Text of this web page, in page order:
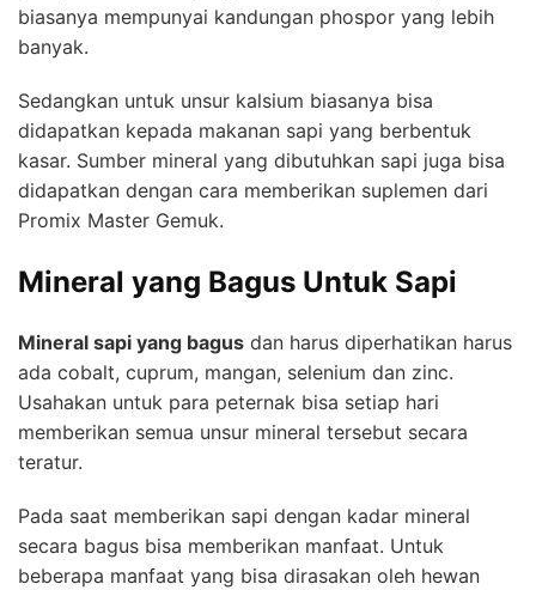
biasanya mempunyai kandungan phospor yang lebih
banyak.
Sedangkan untuk unsur kalsium biasanya bisa
didapatkan kepada makanan sapi yang berbentuk
kasar. Sumber mineral yang dibutuhkan sapi juga bisa
didapatkan dengan cara memberikan suplemen dari
Promix Master Gemuk.
Mineral yang Bagus Untuk Sapi
Mineral sapi yang bagus dan harus diperhatikan harus
ada cobalt, cuprum, mangan, selenium dan zinc.
Usahakan untuk para peternak bisa setiap hari
memberikan semua unsur mineral tersebut secara
teratur.
Pada saat memberikan sapi dengan kadar mineral
secara bagus bisa memberikan manfaat. Untuk
beberapa manfaat yang bisa dirasakan oleh hewan